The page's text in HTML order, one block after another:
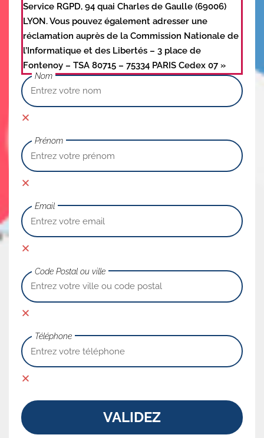
Service RGPD, 94 quai Charles de Gaulle (69006)
LYON. Vous pouvez également adresser une
réclamation auprès de la Commission Nationale de
l’Informatique et des Libertés – 3 place de
Fontenoy – TSA 80715 – 75334 PARIS Cedex 07 »
Nom
Prénom
Email
Code Postal ou ville
Téléphone
VALIDEZ